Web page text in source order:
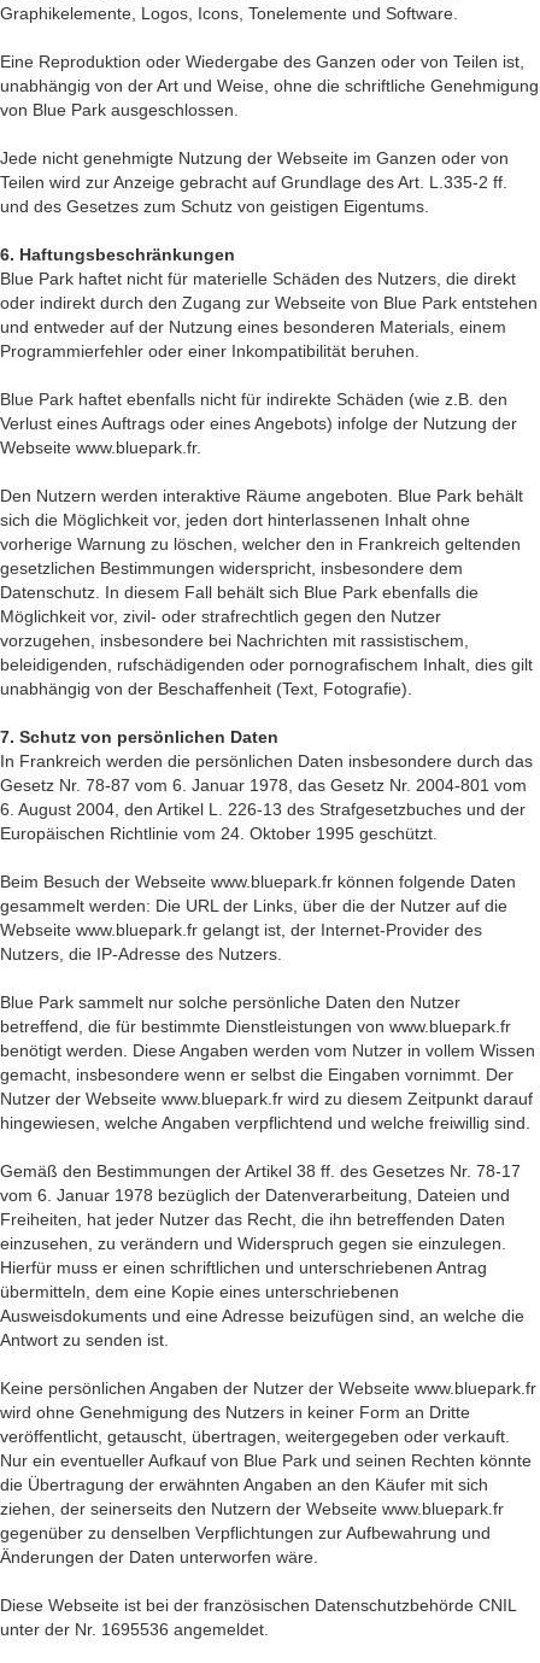
Graphikelemente, Logos, Icons, Tonelemente und Software.
Eine Reproduktion oder Wiedergabe des Ganzen oder von Teilen ist,
unabhängig von der Art und Weise, ohne die schriftliche Genehmigung
von Blue Park ausgeschlossen.
Jede nicht genehmigte Nutzung der Webseite im Ganzen oder von
Teilen wird zur Anzeige gebracht auf Grundlage des Art. L.335-2 ff.
und des Gesetzes zum Schutz von geistigen Eigentums.
6. Haftungsbeschränkungen
Blue Park haftet nicht für materielle Schäden des Nutzers, die direkt
oder indirekt durch den Zugang zur Webseite von Blue Park entstehen
und entweder auf der Nutzung eines besonderen Materials, einem
Programmierfehler oder einer Inkompatibilität beruhen.
Blue Park haftet ebenfalls nicht für indirekte Schäden (wie z.B. den
Verlust eines Auftrags oder eines Angebots) infolge der Nutzung der
Webseite www.bluepark.fr.
Den Nutzern werden interaktive Räume angeboten. Blue Park behält
sich die Möglichkeit vor, jeden dort hinterlassenen Inhalt ohne
vorherige Warnung zu löschen, welcher den in Frankreich geltenden
gesetzlichen Bestimmungen widerspricht, insbesondere dem
Datenschutz. In diesem Fall behält sich Blue Park ebenfalls die
Möglichkeit vor, zivil- oder strafrechtlich gegen den Nutzer
vorzugehen, insbesondere bei Nachrichten mit rassistischem,
beleidigenden, rufschädigenden oder pornografischem Inhalt, dies gilt
unabhängig von der Beschaffenheit (Text, Fotografie).
7. Schutz von persönlichen Daten
In Frankreich werden die persönlichen Daten insbesondere durch das
Gesetz Nr. 78-87 vom 6. Januar 1978, das Gesetz Nr. 2004-801 vom
6. August 2004, den Artikel L. 226-13 des Strafgesetzbuches und der
Europäischen Richtlinie vom 24. Oktober 1995 geschützt.
Beim Besuch der Webseite www.bluepark.fr können folgende Daten
gesammelt werden: Die URL der Links, über die der Nutzer auf die
Webseite www.bluepark.fr gelangt ist, der Internet-Provider des
Nutzers, die IP-Adresse des Nutzers.
Blue Park sammelt nur solche persönliche Daten den Nutzer
betreffend, die für bestimmte Dienstleistungen von www.bluepark.fr
benötigt werden. Diese Angaben werden vom Nutzer in vollem Wissen
gemacht, insbesondere wenn er selbst die Eingaben vornimmt. Der
Nutzer der Webseite www.bluepark.fr wird zu diesem Zeitpunkt darauf
hingewiesen, welche Angaben verpflichtend und welche freiwillig sind.
Gemäß den Bestimmungen der Artikel 38 ff. des Gesetzes Nr. 78-17
vom 6. Januar 1978 bezüglich der Datenverarbeitung, Dateien und
Freiheiten, hat jeder Nutzer das Recht, die ihn betreffenden Daten
einzusehen, zu verändern und Widerspruch gegen sie einzulegen.
Hierfür muss er einen schriftlichen und unterschriebenen Antrag
übermitteln, dem eine Kopie eines unterschriebenen
Ausweisdokuments und eine Adresse beizufügen sind, an welche die
Antwort zu senden ist.
Keine persönlichen Angaben der Nutzer der Webseite www.bluepark.fr
wird ohne Genehmigung des Nutzers in keiner Form an Dritte
veröffentlicht, getauscht, übertragen, weitergegeben oder verkauft.
Nur ein eventueller Aufkauf von Blue Park und seinen Rechten könnte
die Übertragung der erwähnten Angaben an den Käufer mit sich
ziehen, der seinerseits den Nutzern der Webseite www.bluepark.fr
gegenüber zu denselben Verpflichtungen zur Aufbewahrung und
Änderungen der Daten unterworfen wäre.
Diese Webseite ist bei der französischen Datenschutzbehörde CNIL
unter der Nr. 1695536 angemeldet.